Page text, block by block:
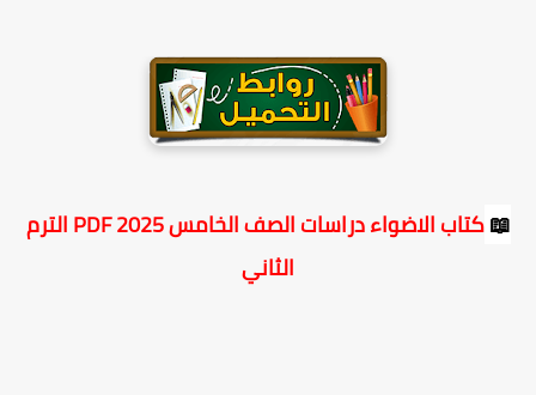
📖
كتاب الاضواء دراسات الصف الخامس PDF 2025 الترم
الثاني